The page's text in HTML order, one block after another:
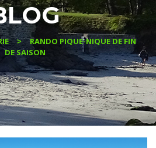
>
RANDO PIQUE-NIQUE DE FIN
DE SAISON